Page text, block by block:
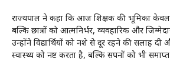
राज्यपाल ने कहा कि आज शिक्षक की भूमिका केवल
बल्कि छात्रों को आत्मनिर्भर, व्यवहारिक और
उन्होंने विद्यार्थियों को नशे से दूर रहने की सलाह
स्वास्थ्य को नष्ट करता है, बल्कि सपनों को भी